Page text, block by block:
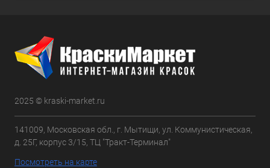
2025 © kraski-market.ru
141009, Московская обл., г. Мытищи, ул. Коммунистическая,
д. 25Г, корпус 3/15, ТЦ "Тракт-Терминал"
Посмотреть на карте